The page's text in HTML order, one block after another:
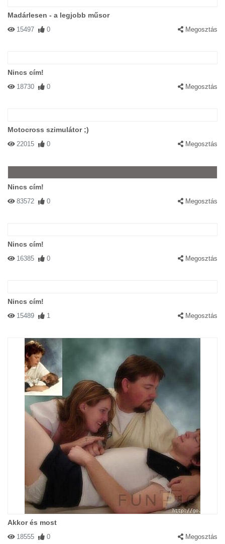
Madárlesen - a legjobb műsor
15497 0 Megosztás
Nincs cím!
18730 0 Megosztás
Motocross szimulátor ;)
22015 0 Megosztás
Nincs cím!
83572 0 Megosztás
Nincs cím!
16385 0 Megosztás
Nincs cím!
15489 1 Megosztás
Akkor és most
18555 0 Megosztás